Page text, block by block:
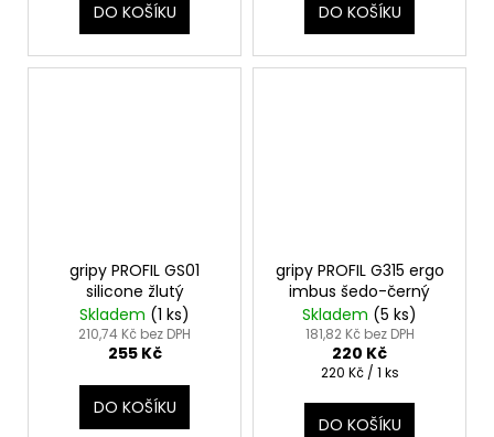
DO KOŠÍKU DO KOŠÍKU
gripy PROFIL GS01
silicone žlutý
Skladem (1 ks)
210,74 Kč bez DPH
255 Kč
DO KOŠÍKU
gripy PROFIL G315 ergo
imbus šedo-černý
Skladem (5 ks)
181,82 Kč bez DPH
220 Kč
Měrná
220 Kč / 1 ks
DO KOŠÍKU